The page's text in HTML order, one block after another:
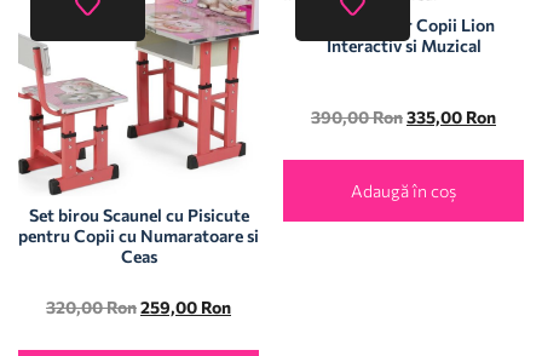
Set birou Scaunel cu Pisicute
pentru Copii cu Numaratoare si
Ceas
320,00Ron259,00 Ron
Premergator Copii Lion
Interactiv si Muzical
390,00Ron335,00 Ron
Adaugă în coș